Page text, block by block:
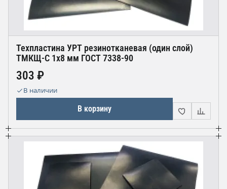
Техпластина УРТ резинотканевая (один слой)
ТМКЩ-С 1х8 мм ГОСТ 7338-90
303 ₽
В наличии
В корзину